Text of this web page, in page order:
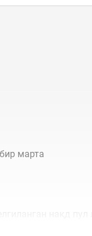
марта